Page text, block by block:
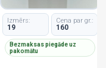
Izmērs:
19
Cena par gr.:
160
Bezmaksas piegāde uz
pakomātu